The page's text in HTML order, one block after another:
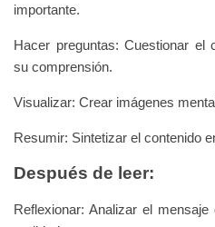
importante.
Hacer preguntas: Cuestionar el
su comprensión.
Visualizar: Crear imágenes
Resumir: Sintetizar el contenido
Después de leer:
Reflexionar: Analizar el